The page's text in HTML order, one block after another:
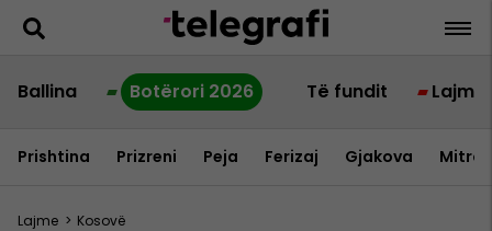
Ballina Botërori 2026 Të fundit Lajme
Prishtina Prizreni Peja Ferizaj Gjakova
Lajme > Kosovë